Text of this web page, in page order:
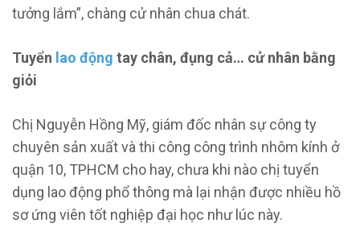
tưởng lắm”, chàng cử nhân chua chát.
Tuyển lao động tay chân, đụng cả… cử nhân bằng
giỏi
Chị Nguyễn Hồng Mỹ, giám đốc nhân sự công ty
chuyên sản xuất và thi công công trình nhôm kính ở
quận 10, TPHCM cho hay, chưa khi nào chị tuyển
dụng lao động phổ thông mà lại nhận được nhiều hồ
sơ ứng viên tốt nghiệp đại học như lúc này.